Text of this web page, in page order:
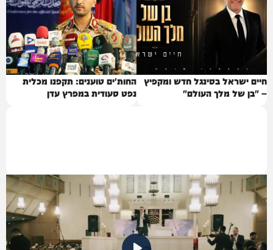
חיים ישראל בסינגל חדש ומקפיץ
– "בן של מלך העולם"
החות'ים טוענים: תקפנו מכלית
נפט סעודית במפרץ עדן